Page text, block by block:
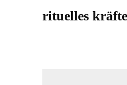
rituelles